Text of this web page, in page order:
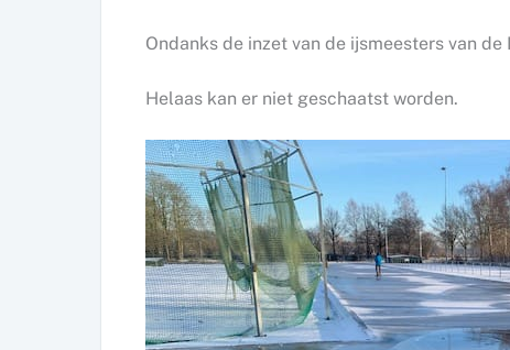
Ondanks de inzet van de ijsmeesters van
Helaas kan er niet geschaatst worden.